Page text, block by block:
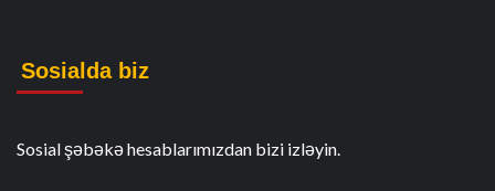
Sosialda biz
Sosial şəbəkə hesablarımızdan bizi izləyin.